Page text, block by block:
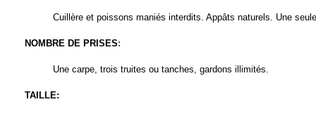
Cuillère et poissons maniés interdits. Appâts naturels. Une
NOMBRE DE PRISES:
Une carpe, trois truites ou tanches, gardons illimités.
TAILLE: